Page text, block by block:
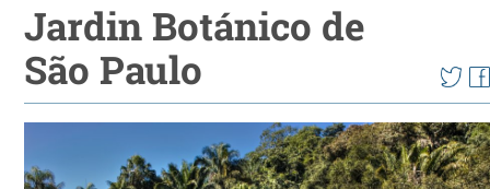
Jardin Botánico de
São Paulo